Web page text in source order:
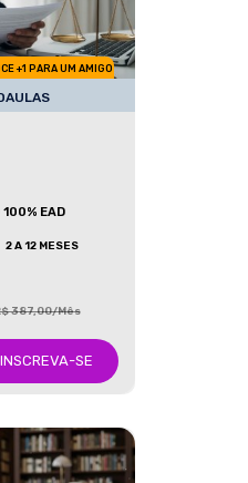
+1 PARA UM AMIGO
100% EAD
2 A 12 MESES
387,00/Mês
INSCREVA-SE